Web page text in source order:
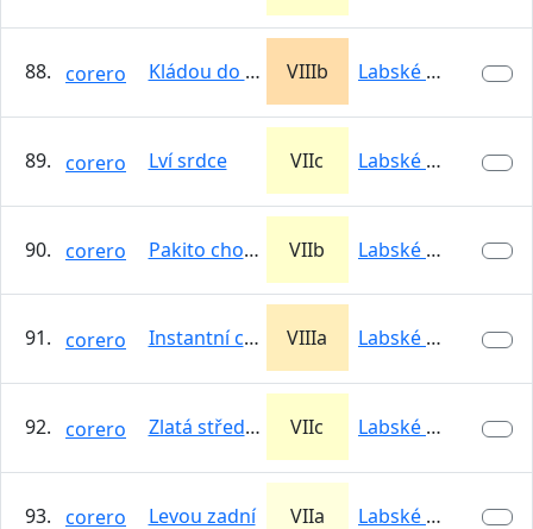
88. corero Kládou do holeně VIIIb Labské údolí -…
89. corero Lví srdce VIIc Labské údolí -…
90. corero Pakito chocolato VIIb Labské údolí -…
91. corero Instantní cesta VIIIa Labské údolí -…
92. corero Zlatá střední cesta VIIc Labské údolí -…
93. corero Levou zadní VIIa Labské údolí -…